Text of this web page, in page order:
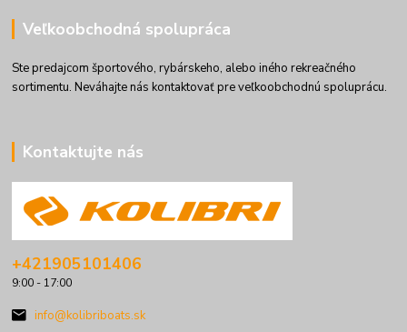
Veľkoobchodná spolupráca
Ste predajcom športového, rybárskeho, alebo iného rekreačného
sortimentu. Neváhajte nás kontaktovať pre veľkoobchodnú spoluprácu.
Kontaktujte nás
+421905101406
9:00 - 17:00
info@kolibriboats.sk